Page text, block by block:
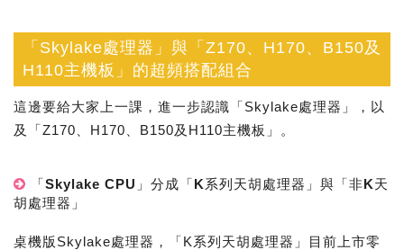
「Skylake處理器」與「Z170、H170、B150及
H110主機板」的超頻搭配組合
這邊要給大家上一課，進一步認識「Skylake處理器」，以
及「Z170、H170、B150及H110主機板」。
「Skylake CPU」分成「K系列天胡處理器」與「非K天
胡處理器」
桌機版Skylake處理器，「K系列天胡處理器」目前上市零